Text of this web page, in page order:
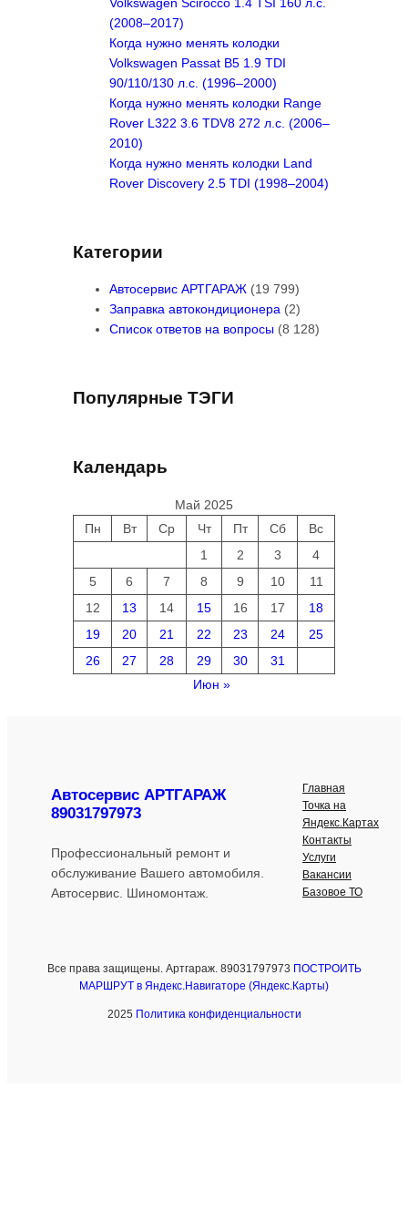
(2008–2017)
Когда нужно менять колодки
Volkswagen Passat B5 1.9 TDI
90/110/130 л.с. (1996–2000)
Когда нужно менять колодки Range
Rover L322 3.6 TDV8 272 л.с. (2006–
2010)
Когда нужно менять колодки Land
Rover Discovery 2.5 TDI (1998–2004)
Категории
Автосервис АРТГАРАЖ (19 799)
Заправка автокондиционера (2)
Список ответов на вопросы (8 128)
Популярные ТЭГИ
Календарь
Май 2025
Пн
Вт Ср Чт Пт Сб
Вс
1
2 3
4
5
6 7 8 9 10
11
12
13 14 15 16 17
18
19
20 21 22 23 24
25
26
27 28 29 30
31
Июн »
Автосервис АРТГАРАЖ
89031797973
Профессиональный ремонт и
обслуживание Вашего автомобиля.
Автосервис. Шиномонтаж.
Главная
Точка на
Яндекс.Картах
Контакты
Услуги
Вакансии
Базовое ТО
Все права защищены. Артгараж. 89031797973 ПОСТРОИТЬ
МАРШРУТ в Яндекс.Навигаторе (Яндекс.Карты)
2025 Политика конфиденциальности